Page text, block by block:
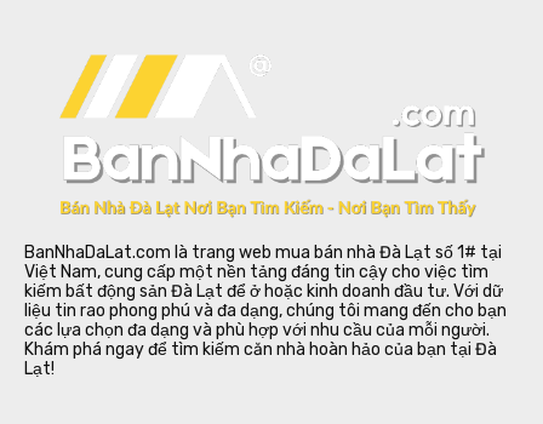
BanNhaDaLat.com là trang web mua bán nhà Đà Lạt số 1# tại
Việt Nam, cung cấp một nền tảng đáng tin cậy cho việc tìm
kiếm bất động sản Đà Lạt để ở hoặc kinh doanh đầu tư. Với dữ
liệu tin rao phong phú và đa dạng, chúng tôi mang đến cho bạn
các lựa chọn đa dạng và phù hợp với nhu cầu của mỗi người.
Khám phá ngay để tìm kiếm căn nhà hoàn hảo của bạn tại Đà
Lạt!